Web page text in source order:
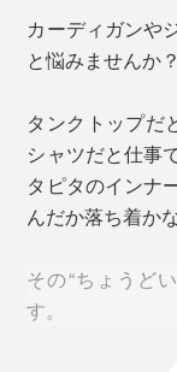
この伸縮性の高
の体形にフィット
ます。
場所によって、
ィは下着が透
脇・背中はメッ
カーディガンや
と悩みませんか？
タンクトップだ
シャツだと仕事
タピタのインナ
んだか落ち着かな
その“ちょうど
す。